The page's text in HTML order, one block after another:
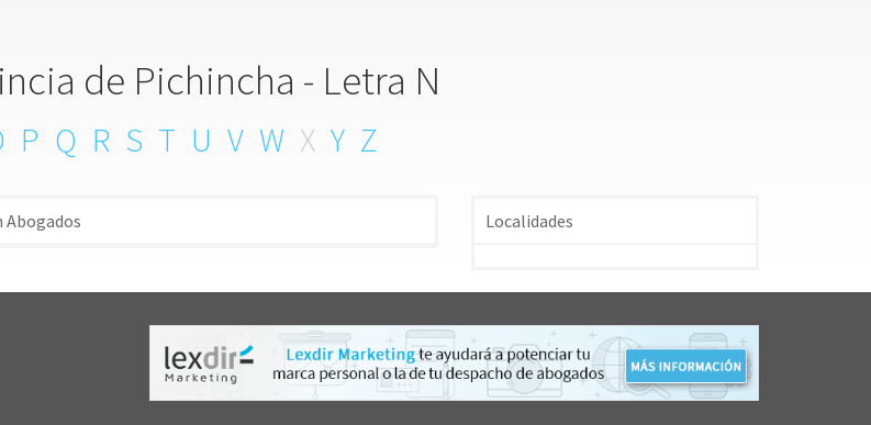
de Pichincha - Letra N
P Q R S T U V W X Y Z
Abogados Localidades